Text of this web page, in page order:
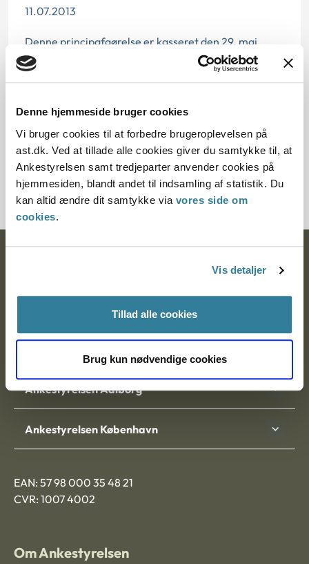
Denne hjemmeside bruger cookies
Vi bruger cookies til at forbedre brugeroplevelsen på
ast.dk. Ved at tillade alle cookies giver du samtykke til, at
Ankestyrelsen samt tredjeparter anvender cookies på
hjemmesiden, blandt andet til indsamling af statistik. Du
kan altid ændre dit samtykke via vores side om
cookies.
Vis detaljer
Tillad alle cookies
Brug kun nødvendige cookies
11.07.2013
Denne principafgørelse er kasseret den 29. maj
2019, da den ikke længere har vejledningsværdi.
§ 82 § 98 § 15 § 46a
Journalnummer
200501-96
9000 Aalborg
Ankestyrelsen Aalborg
Ankestyrelsen København
EAN: 57 98 000 35 48 21
CVR: 1007 4002
Om Ankestyrelsen